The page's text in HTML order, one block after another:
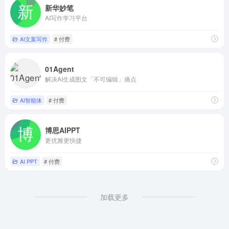
新华妙笔
AI写作学习平台
AI文案写作 # 付费
01Agent
解决AI生成图文「不可编辑」痛点
AI智能体 # 付费
博思AIPPT
更优雅更快捷
AI PPT # 付费
加载更多